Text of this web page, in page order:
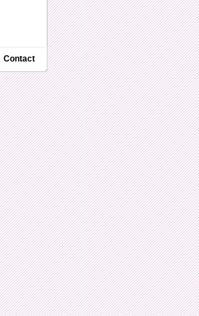
Contact